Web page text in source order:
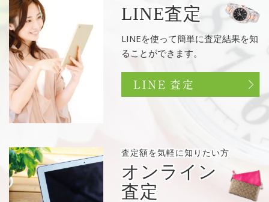
LINE査定
LINEを使って簡単に査定結果を知
ることができます。
査定額を気軽に知りたい方
オンライン
査定